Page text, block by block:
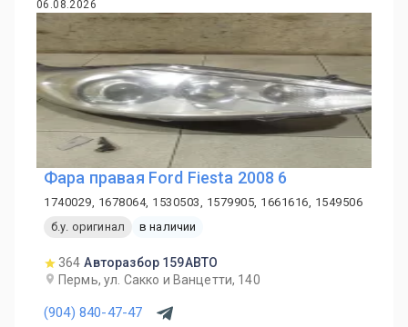
06.08.2026
Фара правая Ford Fiesta 2008 6
1740029, 1678064, 1530503, 1579905, 1661616, 1549506
б.у. оригинал
в наличии
364 Авторазбор 159АВТО
Пермь, ул. Сакко и Ванцетти, 140
(904) 840-47-47